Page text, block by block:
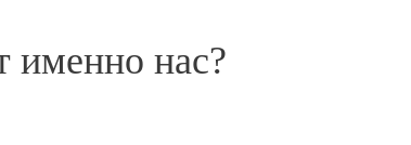
именно нас?